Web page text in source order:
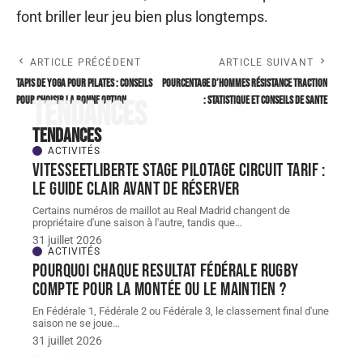
font briller leur jeu bien plus longtemps.
ARTICLE PRÉCÉDENT
Tapis de yoga pour Pilates : conseils
pour choisir la bonne option
ARTICLE SUIVANT
Pourcentage d’hommes résistance traction
: statistique et conseils de sante
Tendances
Tendances
ACTIVITÉS
Vitesseetliberte stage pilotage circuit tarif :
le guide clair avant de réserver
Certains numéros de maillot au Real Madrid changent de
propriétaire d'une saison à l'autre, tandis que…
31 juillet 2026
ACTIVITÉS
Pourquoi chaque resultat Fédérale Rugby
compte pour la montée ou le maintien ?
En Fédérale 1, Fédérale 2 ou Fédérale 3, le classement final d'une
saison ne se joue…
31 juillet 2026